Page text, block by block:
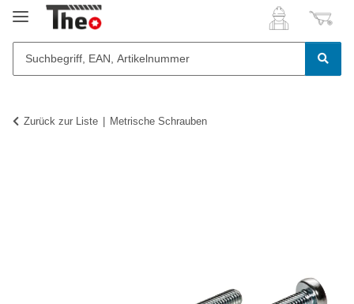
Zurück zur Liste Metrische Schrauben